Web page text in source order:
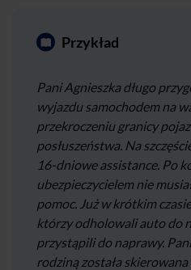
Przykład
Pani Agnieszka długo
wyjazdu samochodem na
przekroczeniu granicy
posłuszeństwa. Na
16-dniowe assistance. Po
ubezpieczycielem nie
pomoc. Już w krótkim
którzy odholowali auto do
przystąpili do naprawy.
rodziną została